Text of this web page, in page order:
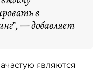
в
— добавляет
являются